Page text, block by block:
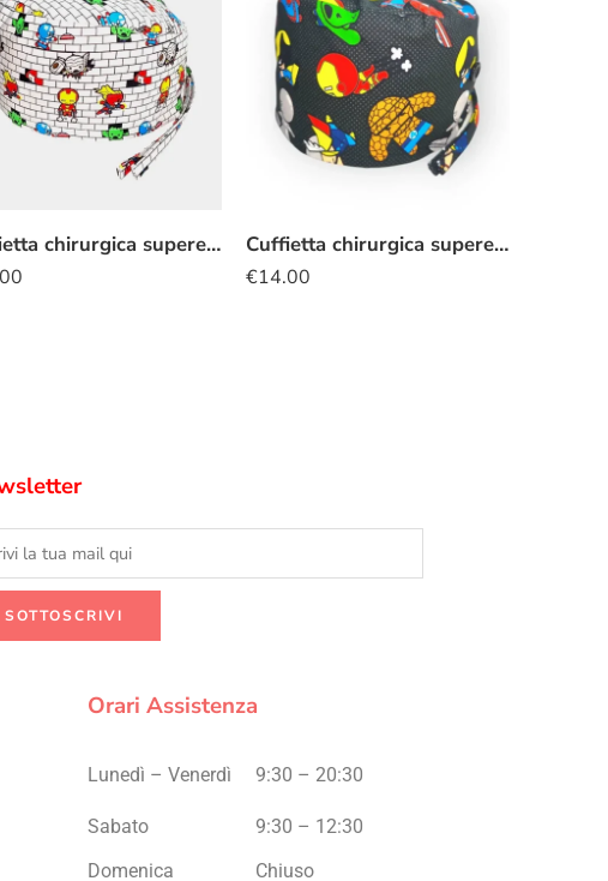
Cuffietta chirurgica supereroi kawaii mattoncini Cuffietta chirurgica supereroi kawaii nero
€14.00
Orari Assistenza
Lunedì – Venerdì 9:30 – 20:30
Sabato 9:30 – 12:30
Domenica Chiuso